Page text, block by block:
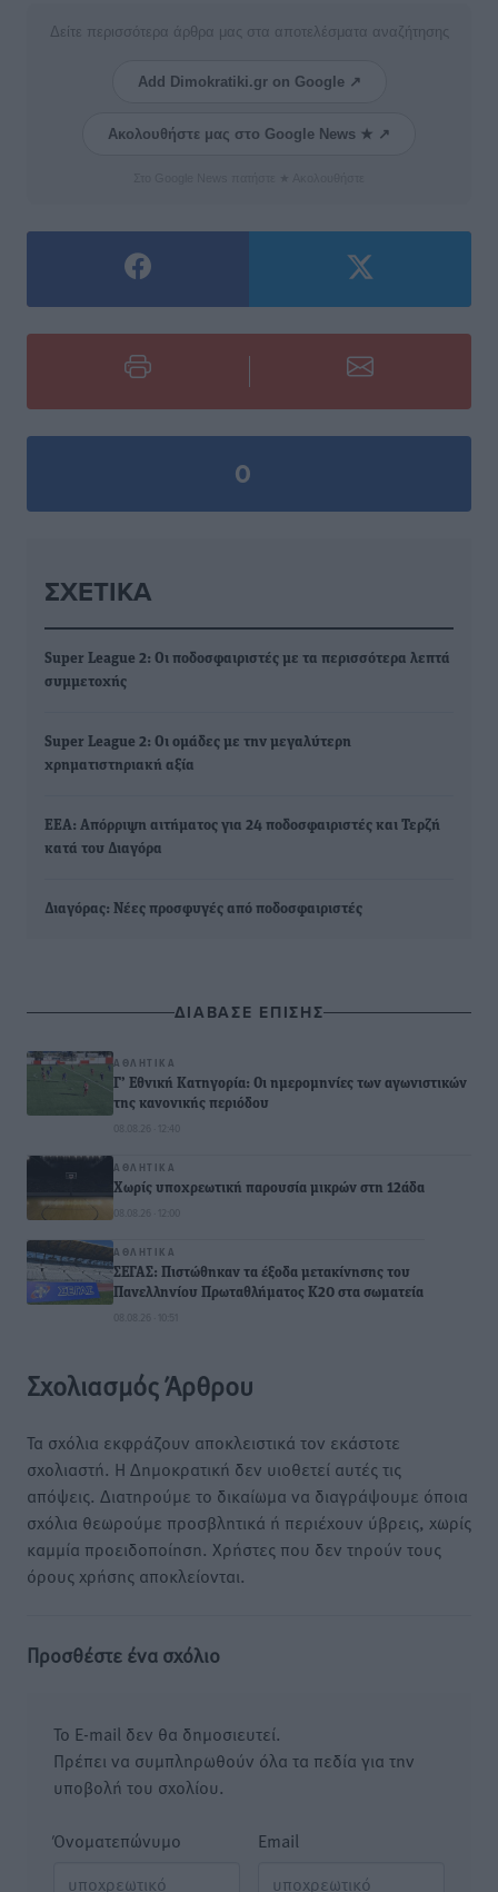
Δείτε περισσότερα άρθρα μας στα αποτελέσματα αναζήτησης
Add Dimokratiki.gr on Google ↗
Ακολουθήστε μας στο Google News ★ ↗
0
ΣΧΕΤΙΚΆ
Super League 2: Οι ποδοσφαιριστές με τα περισσότερα λεπτά
συμμετοχής
Super League 2: Οι ομάδες με την μεγαλύτερη
χρηματιστηριακή αξία
EEA: Απόρριψη αιτήματος για 24 ποδοσφαιριστές και Τερζή
κατά του Διαγόρα
Διαγόρας: Νέες προσφυγές από ποδοσφαιριστές
ΔΙΑΒΑΣΕ ΕΠΙΣΗΣ
ΑΘΛΗΤΙΚΆ
Γ’ Εθνική Κατηγορία: Οι ημερομηνίες των αγωνιστικών
της κανονικής περιόδου
08.08.26 · 12:40
ΑΘΛΗΤΙΚΆ
Χωρίς υποχρεωτική παρουσία μικρών στη 12άδα
08.08.26 · 12:00
ΑΘΛΗΤΙΚΆ
ΣΕΓΑΣ: Πιστώθηκαν τα έξοδα μετακίνησης του
Πανελληνίου Πρωταθλήματος Κ20 στα σωματεία
08.08.26 · 10:51
Σχολιασμός Άρθρου
Τα σχόλια εκφράζουν αποκλειστικά τον εκάστοτε
σχολιαστή. Η Δημοκρατική δεν υιοθετεί αυτές τις
απόψεις. Διατηρούμε το δικαίωμα να διαγράψουμε όποια
σχόλια θεωρούμε προσβλητικά ή περιέχουν ύβρεις, χωρίς
καμμία προειδοποίηση. Χρήστες που δεν τηρούν τους
όρους χρήσης αποκλείονται.
Προσθέστε ένα σχόλιο
Το E-mail δεν θα δημοσιευτεί.
Πρέπει να συμπληρωθούν όλα τα πεδία για την
υποβολή του σχολίου.
Όνοματεπώνυμο Email